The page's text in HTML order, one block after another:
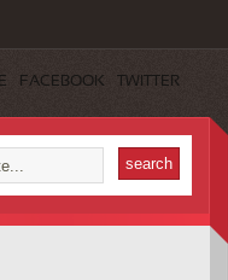
FACEBOOK TWITTER